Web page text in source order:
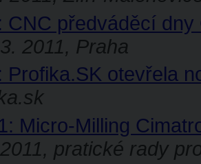
CNC předváděcí
2011, Praha
Profika.SK otevřela
Micro-Milling
pratické rady